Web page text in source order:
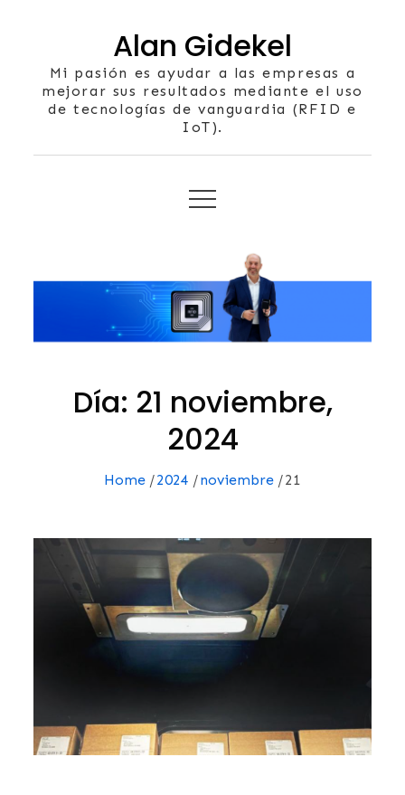
Alan Gidekel
Mi pasión es ayudar a las empresas a
mejorar sus resultados mediante el uso
de tecnologías de vanguardia (RFID e
IoT).
Día: 21 noviembre,
2024
Home 2024 noviembre 21